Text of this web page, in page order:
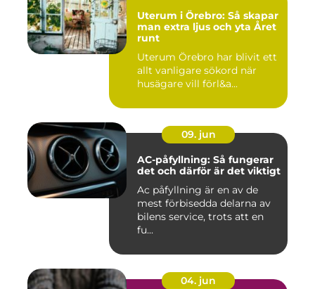
Uterum i Örebro: Så skapar
man extra ljus och yta Året
runt
Uterum Örebro har blivit ett
allt vanligare sökord när
husägare vill förl&a...
09. jun
AC-påfyllning: Så fungerar
det och därför är det viktigt
Ac påfyllning är en av de
mest förbisedda delarna av
bilens service, trots att en
fu...
04. jun